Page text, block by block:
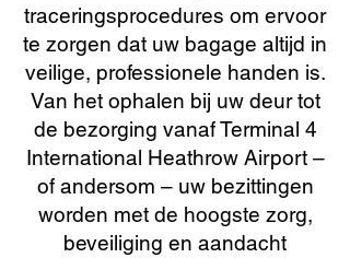
traceringsprocedures om ervoor
te zorgen dat uw bagage altijd in
veilige, professionele handen is.
Van het ophalen bij uw deur tot
de bezorging vanaf Terminal 4
International Heathrow Airport –
of andersom – uw bezittingen
worden met de hoogste zorg,
beveiliging en aandacht